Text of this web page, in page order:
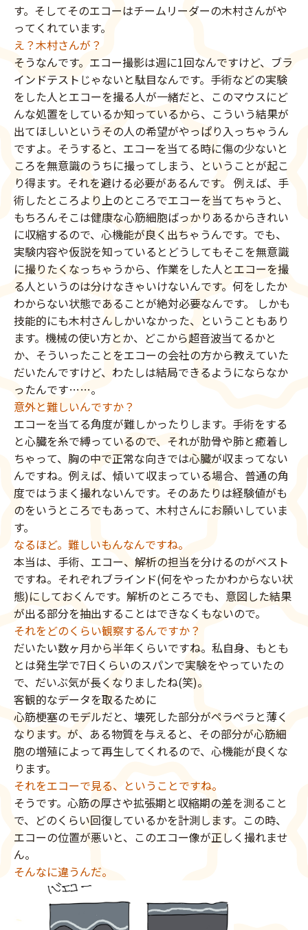
す。そしてそのエコーはチームリーダーの木村さんがや
ってくれています。
え？木村さんが？
そうなんです。エコー撮影は週に1回なんですけど、ブラ
インドテストじゃないと駄目なんです。手術などの実験
をした人とエコーを撮る人が一緒だと、このマウスにど
んな処置をしているか知っているから、こういう結果が
出てほしいというその人の希望がやっぱり入っちゃうん
ですよ。そうすると、エコーを当てる時に傷の少ないと
ころを無意識のうちに撮ってしまう、ということが起こ
り得ます。それを避ける必要があるんです。 例えば、手
術したところより上のところでエコーを当てちゃうと、
もちろんそこは健康な心筋細胞ばっかりあるからきれい
に収縮するので、心機能が良く出ちゃうんです。でも、
実験内容や仮説を知っているとどうしてもそこを無意識
に撮りたくなっちゃうから、作業をした人とエコーを撮
る人というのは分けなきゃいけないんです。何をしたか
わからない状態であることが絶対必要なんです。 しかも
技能的にも木村さんしかいなかった、ということもあり
ます。機械の使い方とか、どこから超音波当てるかと
か、そういったことをエコーの会社の方から教えていた
だいたんですけど、わたしは結局できるようにならなか
ったんです……。
意外と難しいんですか？
エコーを当てる角度が難しかったりします。手術をする
と心臓を糸で縛っているので、それが肋骨や肺と癒着し
ちゃって、胸の中で正常な向きでは心臓が収まってない
んですね。例えば、傾いて収まっている場合、普通の角
度ではうまく撮れないんです。そのあたりは経験値がも
のをいうところでもあって、木村さんにお願いしていま
す。
なるほど。難しいもんなんですね。
本当は、手術、エコー、解析の担当を分けるのがベスト
ですね。それぞれブラインド(何をやったかわからない状
態)にしておくんです。解析のところでも、意図した結果
が出る部分を抽出することはできなくもないので。
それをどのくらい観察するんですか？
だいたい数ヶ月から半年くらいですね。私自身、もとも
とは発生学で7日くらいのスパンで実験をやっていたの
で、だいぶ気が長くなりましたね(笑)。
客観的なデータを取るために
心筋梗塞のモデルだと、壊死した部分がペラペラと薄く
なります。が、ある物質を与えると、その部分が心筋細
胞の増殖によって再生してくれるので、心機能が良くな
ります。
それをエコーで見る、ということですね。
そうです。心筋の厚さや拡張期と収縮期の差を測ること
で、どのくらい回復しているかを計測します。この時、
エコーの位置が悪いと、このエコー像が正しく撮れませ
ん。
そんなに違うんだ。